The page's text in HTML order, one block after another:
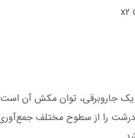
درشت را از سطوح مختلف